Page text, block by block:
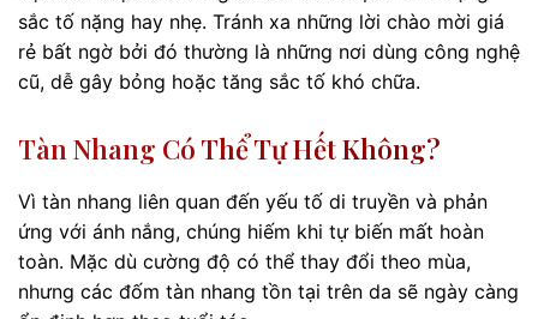
sắc tố nặng hay nhẹ. Tránh xa những lời chào mời giá
rẻ bất ngờ bởi đó thường là những nơi dùng công nghệ
cũ, dễ gây bỏng hoặc tăng sắc tố khó chữa.
Tàn Nhang Có Thể Tự Hết Không?
Vì tàn nhang liên quan đến yếu tố di truyền và phản
ứng với ánh nắng, chúng hiếm khi tự biến mất hoàn
toàn. Mặc dù cường độ có thể thay đổi theo mùa,
nhưng các đốm tàn nhang tồn tại trên da sẽ ngày càng